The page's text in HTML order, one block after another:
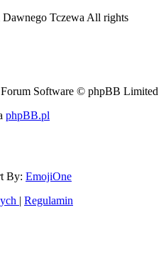
Tczewa All rights
Software © phpBB Limited
phpBB.pl
By: EmojiOne
| Regulamin